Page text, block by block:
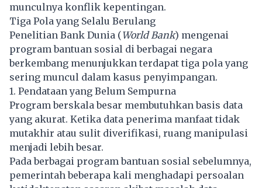
munculnya konflik kepentingan.
Tiga Pola yang Selalu Berulang
Penelitian Bank Dunia (World Bank) mengenai
program bantuan sosial di berbagai negara
berkembang menunjukkan terdapat tiga pola yang
sering muncul dalam kasus penyimpangan.
1. Pendataan yang Belum Sempurna
Program berskala besar membutuhkan basis data
yang akurat. Ketika data penerima manfaat tidak
mutakhir atau sulit diverifikasi, ruang manipulasi
menjadi lebih besar.
Pada berbagai program bantuan sosial sebelumnya,
pemerintah beberapa kali menghadapi persoalan